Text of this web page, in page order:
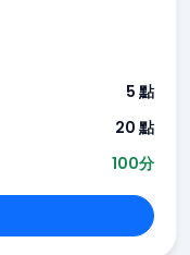
5 點
20 點
100分